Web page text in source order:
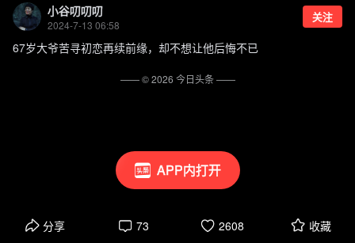
APP内打开
小谷叨叨叨
2024-7-13 06:58
关注
67岁大爷苦寻初恋再续前缘，却不想让他后悔不已
分享 73 2608 收藏
—— ©2026 今日头条——